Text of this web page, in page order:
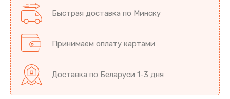
Быстрая доставка по Минску
Принимаем оплату картами
Доставка по Беларуси 1-3 дня